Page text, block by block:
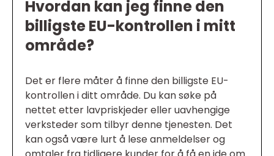
Hvordan kan jeg finne den
billigste EU-kontrollen i mitt
område?
Det er flere måter å finne den billigste EU-
kontrollen i ditt område. Du kan søke på
nettet etter lavpriskjeder eller uavhengige
verksteder som tilbyr denne tjenesten. Det
kan også være lurt å lese anmeldelser og